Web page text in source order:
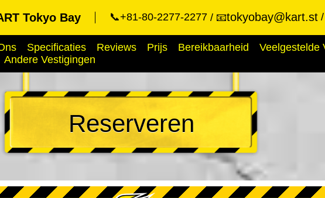
Tokyo Bay 📞+81-80-2277-2277 📧tokyobay@kart.st
Specificaties Reviews Prijs Bereikbaarheid Veelgestelde
Andere Vestigingen
Reserveren